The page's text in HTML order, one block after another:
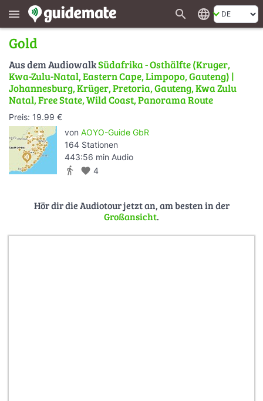
menu search language
Gold
Aus dem AudiowalkSüdafrika - Osthälfte (Kruger,
Kwa-Zulu-Natal, Eastern Cape, Limpopo, Gauteng) |
Johannesburg, Krüger, Pretoria, Gauteng, Kwa Zulu
Natal, Free State, Wild Coast, Panorama Route
Preis: 19.99 €
von AOYO-Guide GbR
164 Stationen
443:56 min Audio
directions_walk favorite 4
Hör dir die Audiotour jetzt an, am besten in der
Großansicht.